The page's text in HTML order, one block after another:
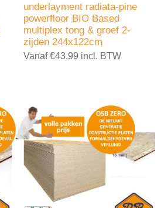
underlayment radiata-pine
powerfloor BIO Based
multiplex tong & groef 2-
zijden 244x122cm
Vanaf €43,99 incl. BTW